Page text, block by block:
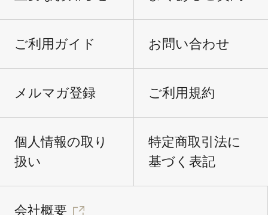
ご利用ガイド お問い合わせ
メルマガ登録 ご利用規約
個人情報の取り
扱い
特定商取引法に
基づく表記
会社概要